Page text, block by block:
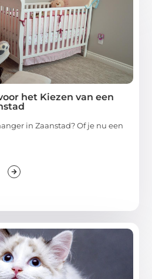
het Kiezen van een
in Zaanstad? Of je nu een